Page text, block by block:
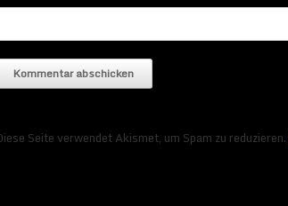
Seite verwendet Akismet, um Spam zu reduzieren.